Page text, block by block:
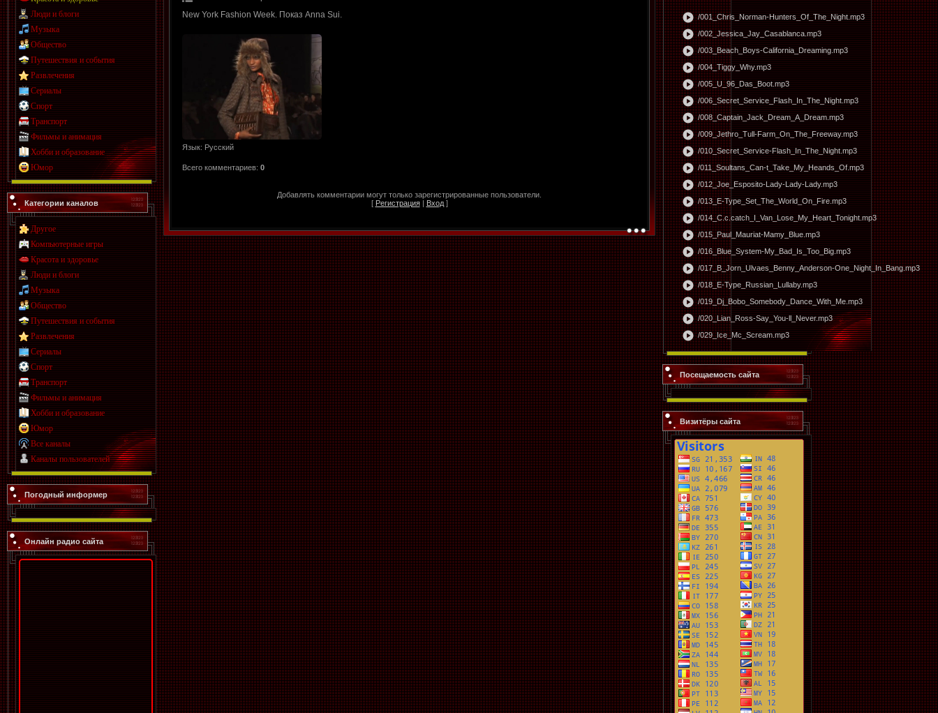
Люди и блоги
Музыка
Общество
Путешествия и события
Развлечения
Сериалы
Спорт
Транспорт
Фильмы и анимация
Хобби и образование
Юмор
Категории каналов
Другое
Компьютерные игры
Красота и здоровье
Люди и блоги
Музыка
Общество
Путешествия и события
Развлечения
Сериалы
Спорт
Транспорт
Фильмы и анимация
Хобби и образование
Юмор
Все каналы
Каналы пользователей
Погодный информер
Онлайн радио сайта
New York Fashion Week. Показ Anna Sui.
Язык: Русский
Всего комментариев: 0
Добавлять комментарии могут только зарегистрированные пользователи.
[ Регистрация| Вход]
play_circle /001_Chris_Norman-Hunters_Of_The_Night.mp3
play_circle /002_Jessica_Jay_Casablanca.mp3
play_circle /003_Beach_Boys-California_Dreaming.mp3
play_circle /004_Tiggy_Why.mp3
play_circle /005_U_96_Das_Boot.mp3
play_circle /006_Secret_Service_Flash_In_The_Night.mp3
play_circle /008_Captain_Jack_Dream_A_Dream.mp3
play_circle /009_Jethro_Tull-Farm_On_The_Freeway.mp3
play_circle /010_Secret_Service-Flash_In_The_Night.mp3
play_circle /011_Soultans_Can-t_Take_My_Heands_Of.mp3
play_circle /012_Joe_Esposito-Lady-Lady-Lady.mp3
play_circle /013_E-Type_Set_The_World_On_Fire.mp3
play_circle /014_C.c.catch_I_Van_Lose_My_Heart_Tonight.mp3
play_circle /015_Paul_Mauriat-Mamy_Blue.mp3
play_circle /016_Blue_System-My_Bad_Is_Too_Big.mp3
play_circle /017_B_Jorn_Ulvaes_Benny_Anderson-One_Night_In_Bang.mp3
play_circle /018_E-Type_Russian_Lullaby.mp3
play_circle /019_Dj_Bobo_Somebody_Dance_With_Me.mp3
play_circle /020_Lian_Ross-Say_You-ll_Never.mp3
play_circle /029_Ice_Mc_Scream.mp3
Посещаемость сайта
Визитёры сайта